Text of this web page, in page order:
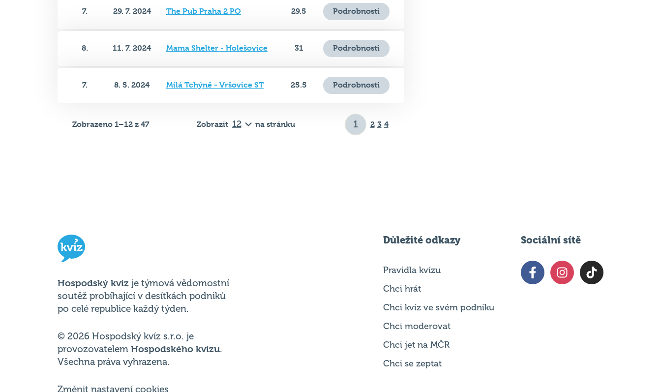
8. 11. 7. 2024 Mama Shelter - Holešovice 31 Podrobnosti
7. 8. 5. 2024 Milá Tchýně - Vršovice ST 25.5 Podrobnosti
Zobrazeno 1–12 z 47 Zobrazit na stránku 2 3 4
Hospodský kvíz
soutěž probíhající v desítkách podniků
© 2026 Hospodský kvíz s.r.o. je
provozovatelem Hospodského kvízu
Změnit nastavení cookies
Pravidla kvízu
Chci kvíz ve svém podniku
Chci moderovat
Chci jet na MČR
Chci se zeptat